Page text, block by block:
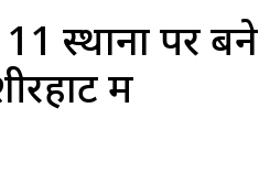
स्थानों पर बने
में